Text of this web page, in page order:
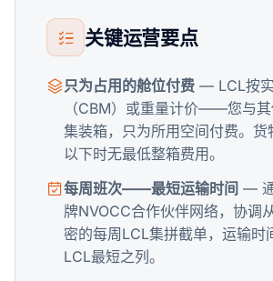
关键运营要点
只为占用的舱位付费 — LCL按
（CBM）或重量计价——您与
集装箱，只为所用空间付费。货
以下时无最低整箱费用。
每周班次——最短运输时间 —
牌NVOCC合作伙伴网络，协调
密的每周LCL集拼截单，运输时
LCL最短之列。